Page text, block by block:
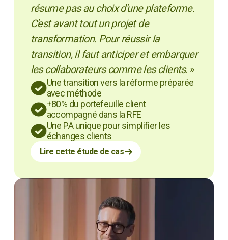
résume pas au choix d'une plateforme.
C'est avant tout un projet de
transformation. Pour réussir la
transition, il faut anticiper et embarquer
les collaborateurs comme les clients. »
Une transition vers la réforme préparée
avec méthode
+80% du portefeuille client
accompagné dans la RFE
Une PA unique pour simplifier les
échanges clients
Lire cette étude de cas